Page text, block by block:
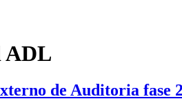
ADL
de Auditoria